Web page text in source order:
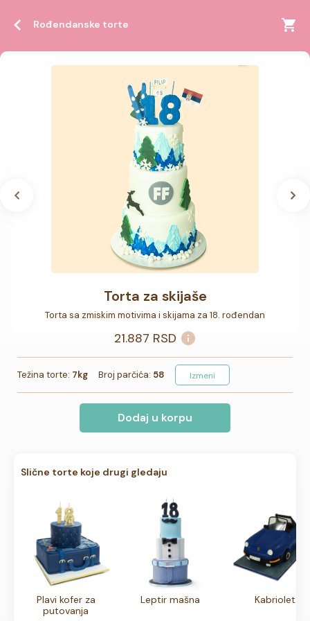
Rođendanske torte
Torta za skijaše
Torta sa zmiskim motivima i skijama za 18. rođendan
21.887 RSD
Težina torte: 7kg Broj parčića: 58 Izmeni
Dodaj u korpu
Slične torte koje drugi gledaju
Plavi kofer za
putovanja
Leptir mašna Kabriolet